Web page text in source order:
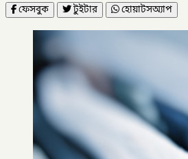
ফেসবুক
টুইটার হোয়াটসঅ্যাপ